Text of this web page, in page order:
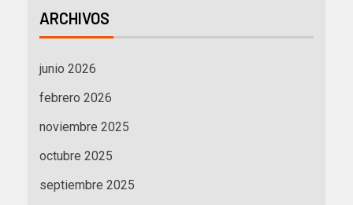
ARCHIVOS
junio 2026
febrero 2026
noviembre 2025
octubre 2025
septiembre 2025